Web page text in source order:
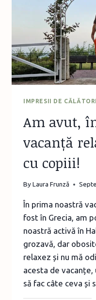
IMPRESII DE
Am avut,
vacanță
cu copiii!
ByLaura Frunză
În prima noastră
fost în Grecia, am
noastră activă în
grozavă, dar
relaxez și nu mă
acesta de
să fac câte ceva și